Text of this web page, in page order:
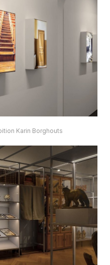
Karin Borghouts